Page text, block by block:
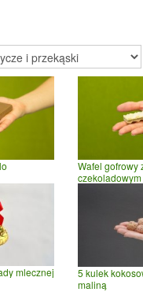
Wafel gofrowy
czekoladowym
mlecznej
5 kulek
maliną